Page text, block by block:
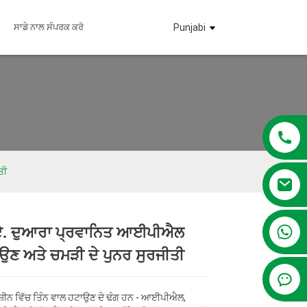
ਸਾਡੇ ਨਾਲ ਸੰਪਰਕ ਕਰੋ Punjabi
+86 13381209830
Loading...
Loading... Loading...
Loading...
ਦੁਆਰਾ ਪ੍ਰਵਾਨਿਤ ਆਈਪੀਐਲ
ਅਤੇ ਚਮੜੀ ਦੇ ਪੁਨਰ ਸੁਰਜੀਤੀ
ਵਿੱਚ ਤਿੰਨ ਵਾਲ ਹਟਾਉਣ ਦੇ ਢੰਗ ਹਨ - ਆਈਪੀਐਲ,